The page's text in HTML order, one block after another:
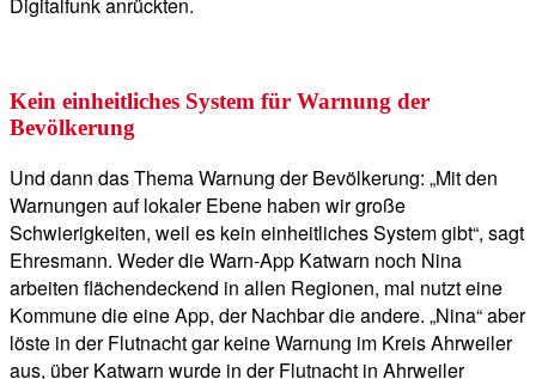
Digitalfunk anrückten.
Kein einheitliches System für Warnung der
Bevölkerung
Und dann das Thema Warnung der Bevölkerung: „Mit den
Warnungen auf lokaler Ebene haben wir große
Schwierigkeiten, weil es kein einheitliches System gibt“, sagt
Ehresmann. Weder die Warn-App Katwarn noch Nina
arbeiten flächendeckend in allen Regionen, mal nutzt eine
Kommune die eine App, der Nachbar die andere. „Nina“ aber
löste in der Flutnacht gar keine Warnung im Kreis Ahrweiler
aus, über Katwarn wurde in der Flutnacht in Ahrweiler